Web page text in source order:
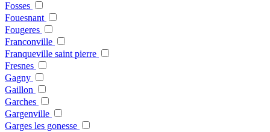
Fosses
Fouesnant
Fougeres
Franconville
Franqueville saint pierre
Fresnes
Gagny
Gaillon
Garches
Gargenville
Garges les gonesse